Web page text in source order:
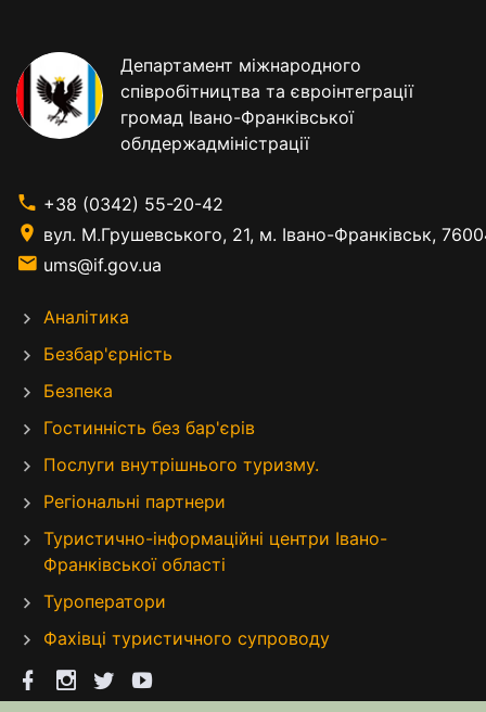
Департамент міжнародного
співробітництва та євроінтеграції
громад Івано-Франківської
облдержадміністрації
+38 (0342) 55-20-42
вул. М.Грушевського, 21, м. Івано-Франківськ,
ums@if.gov.ua
Аналітика
Безбар'єрність
Безпека
Гостинність без бар'єрів
Послуги внутрішнього туризму.
Регіональні партнери
Туристично-інформаційні центри Івано-
Франківської області
Туроператори
Фахівці туристичного супроводу